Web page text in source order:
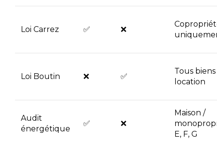
Loi Carrez ✅ ❌
Loi Boutin ❌ ✅
Tous
location
Audit
énergétique
✅ ❌
Maison /
E, F, G